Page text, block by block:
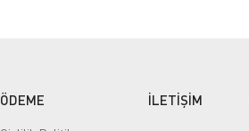
ÖDEME İLETİŞİM